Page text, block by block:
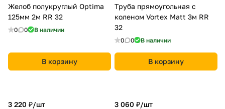
Желоб полукруглый Optima
125мм 2м RR 32
0 0 В наличии
В корзину
Труба прямоугольная с
коленом Vortex Matt 3м RR
32
0 0 В наличии
В корзину
3 220 ₽/шт
3 060 ₽/шт